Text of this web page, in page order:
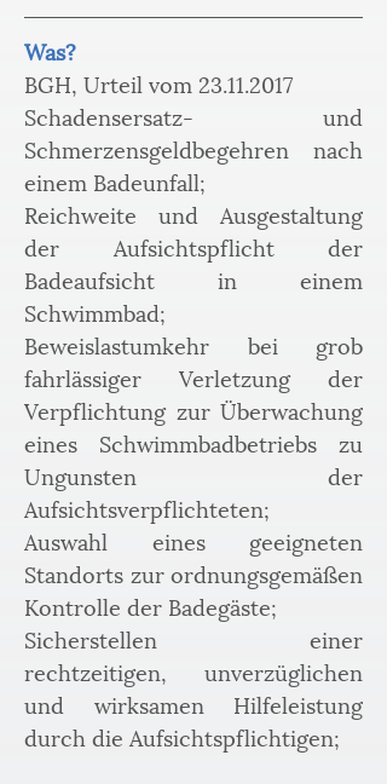
Was?
BGH, Urteil vom 23.11.2017
Schadensersatz- und
Schmerzensgeldbegehren nach
einem Badeunfall;
Reichweite und Ausgestaltung
der Aufsichtspflicht der
Badeaufsicht in einem
Schwimmbad;
Beweislastumkehr bei grob
fahrlässiger Verletzung der
Verpflichtung zur Überwachung
eines Schwimmbadbetriebs zu
Ungunsten der
Aufsichtsverpflichteten;
Auswahl eines geeigneten
Standorts zur ordnungsgemäßen
Kontrolle der Badegäste;
Sicherstellen einer
rechtzeitigen, unverzüglichen
und wirksamen Hilfeleistung
durch die Aufsichtspflichtigen;